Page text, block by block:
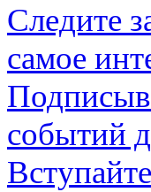
Следите
самое
событий